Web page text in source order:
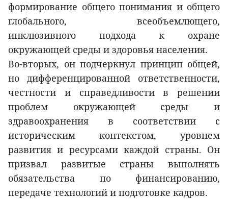
формирование общего понимания и общего
глобального, всеобъемлющего,
инклюзивного подхода к охране
окружающей среды и здоровья населения.
Во-вторых, он подчеркнул принцип общей,
но дифференцированной ответственности,
честности и справедливости в решении
проблем окружающей среды и
здравоохранения в соответствии с
историческим контекстом, уровнем
развития и ресурсами каждой страны. Он
призвал развитые страны выполнять
обязательства по финансированию,
передаче технологий и подготовке кадров.